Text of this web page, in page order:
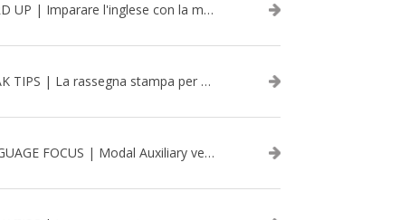
WORD UP | Imparare l'inglese con la musica: David Bowie
SPEAK TIPS | La rassegna stampa per migliorare l’inglese - aprile 2026
LANGUAGE FOCUS | Modal Auxiliary verbs in the past